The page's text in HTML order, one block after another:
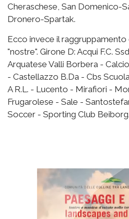
Cheraschese, San Domenico-
Dronero-Spartak.
Ecco invece il
"nostre". Girone D: Acqui F.C.
Arquatese Valli Borbera -
- Castellazzo B.Da - Cbs
A R.L. - Lucento - Mirafiori -
Frugarolese - Sale -
Soccer - Sporting Club Beiborg.